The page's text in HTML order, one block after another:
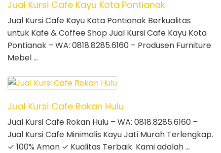
Jual Kursi Cafe Kayu Kota Pontianak
Jual Kursi Cafe Kayu Kota Pontianak Berkualitas
untuk Kafe & Coffee Shop Jual Kursi Cafe Kayu Kota
Pontianak – WA: 0818.8285.6160 – Produsen Furniture
Mebel …
Jual Kursi Cafe Rokan Hulu
Jual Kursi Cafe Rokan Hulu – WA: 0818.8285.6160 –
Jual Kursi Cafe Minimalis Kayu Jati Murah Terlengkap.
✓ 100% Aman ✓ Kualitas Terbaik. Kami adalah …